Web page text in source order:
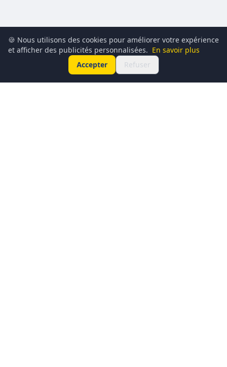
🍪 Nous utilisons des cookies pour améliorer votre expérience
et afficher des publicités personnalisées. En savoir plus
Accepter
Refuser